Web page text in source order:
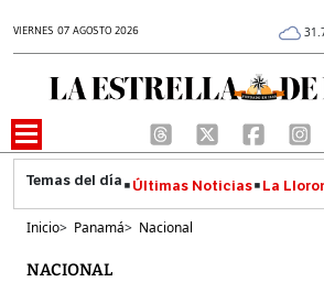
VIERNES 07 AGOSTO 2026
Últimas Noticias La
Inicio> Panamá> Nacional
NACIONAL